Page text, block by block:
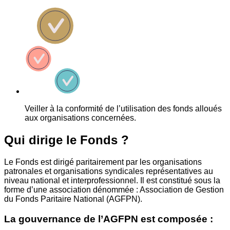
Veiller à la conformité de l’utilisation des fonds alloués
aux organisations concernées.
Qui dirige le Fonds ?
Le Fonds est dirigé paritairement par les organisations
patronales et organisations syndicales représentatives au
niveau national et interprofessionnel. Il est constitué sous la
forme d’une association dénommée : Association de Gestion
du Fonds Paritaire National (AGFPN).
La gouvernance de l’AGFPN est composée :